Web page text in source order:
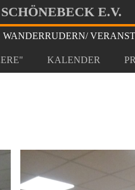
E.V.
WANDERRUDERN/
KALENDER